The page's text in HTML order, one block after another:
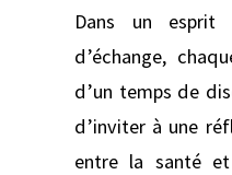
Dans un esprit
d’échange,
d’un temps de
d’inviter à une
entre la santé